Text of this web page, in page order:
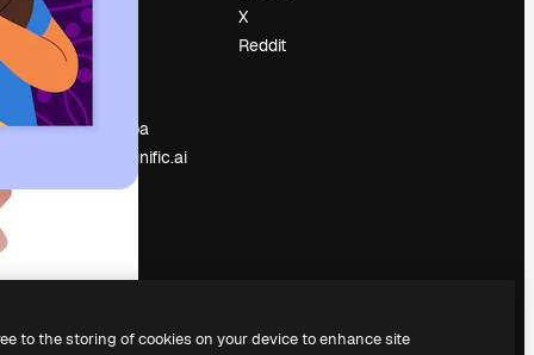
Eventi
Slidesgo
Vendi i tuoi
contenuti
Sala stampa
Cerchi magnific.ai
X
Reddit
to the storing of cookies on your device to enhance site